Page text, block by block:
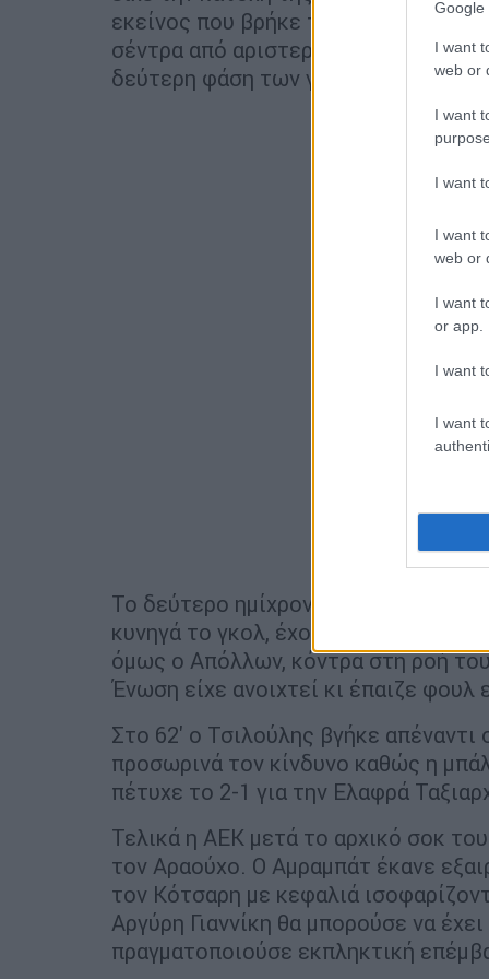
Google
I want
web or
I want
I want
I want
web or
I want
or app.
I want
I want
εκείνος που βρήκε τον δρόμο προς
σέντρα από αριστερά και ο
δεύτερη φάση των γηπεδούχων στο
Το δεύτερο ημίχρονο άρχισε με την
κυνηγά το γκολ, έχοντας μάλιστα
όμως ο Απόλλων, κόντρα στη ροή
Ένωση είχε ανοιχτεί κι έπαιζε φουλ
Στο 62' ο Τσιλούλης βγήκε
προσωρινά τον κίνδυνο καθώς η
πέτυχε το 2-1 για την Ελαφρά
Τελικά η ΑΕΚ μετά το αρχικό σοκ
τον Αραούχο. Ο Αμραμπάτ έκανε
τον Κότσαρη με κεφαλιά
Αργύρη Γιαννίκη θα μπορούσε να
πραγματοποιούσε εκπληκτική